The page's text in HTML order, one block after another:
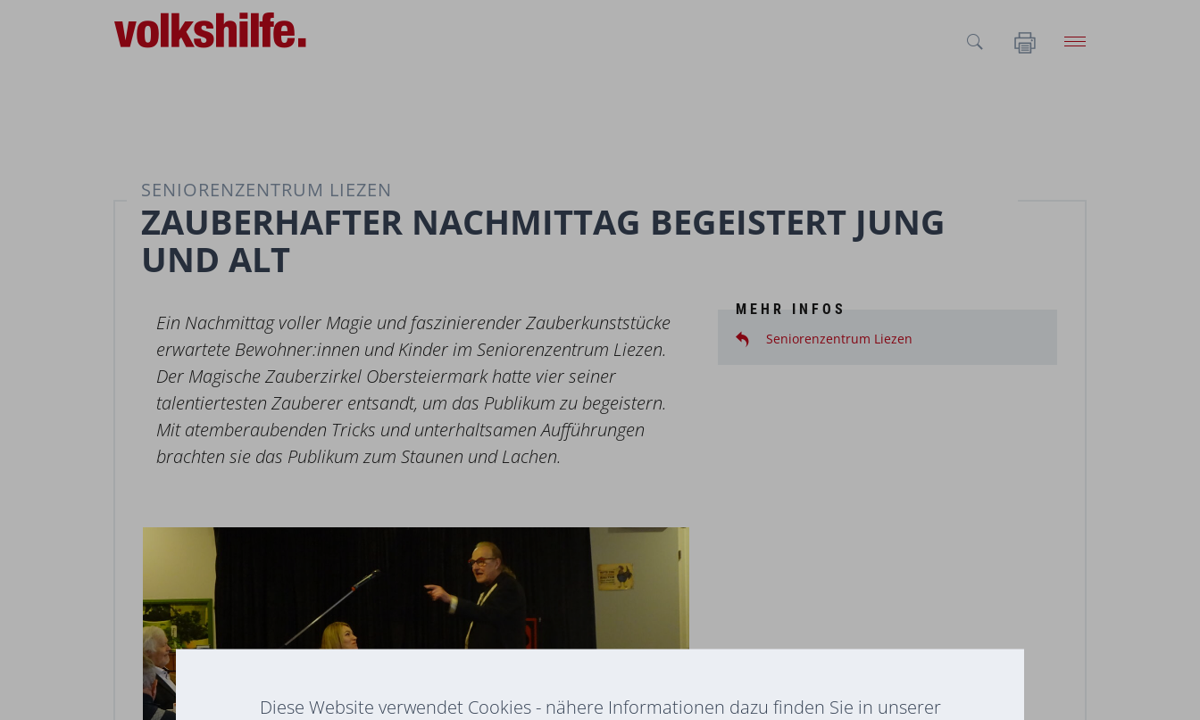
SENIORENZENTRUM LIEZEN
ZAUBERHAFTER NACHMITTAG BEGEISTERT JUNG
UND ALT
Ein Nachmittag voller Magie und faszinierender Zauberkunststücke
erwartete Bewohner:innen und Kinder im Seniorenzentrum Liezen.
Der Magische Zauberzirkel Obersteiermark hatte vier seiner
talentiertesten Zauberer entsandt, um das Publikum zu begeistern.
Mit atemberaubenden Tricks und unterhaltsamen Aufführungen
brachten sie das Publikum zum Staunen und Lachen.
MEHR INFOS
Seniorenzentrum Liezen
Diese Website verwendet Cookies - nähere Informationen dazu finden Sie in unserer